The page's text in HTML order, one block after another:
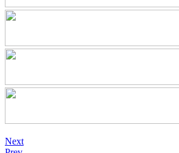
Next